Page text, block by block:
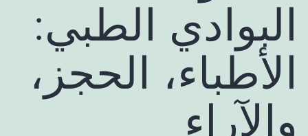
البوادي الطبي:
الأطباء، الحجز،
والآراء